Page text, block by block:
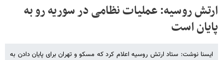
ارتش روسیه: عملیات نظامی در سوریه رو به
پایان است
ایسنا نوشت: ستاد ارتش روسیه اعلام کرد که مسکو و تهران برای پایان دادن به